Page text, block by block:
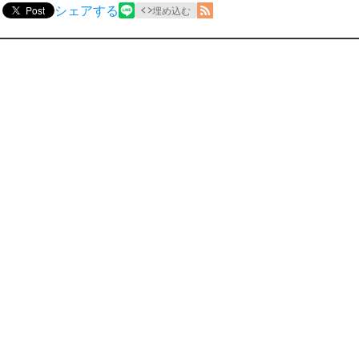
Post シェアする 埋め込む